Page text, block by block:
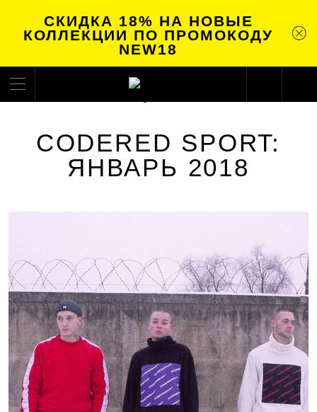
СКИДКА 18% НА НОВЫЕ
КОЛЛЕКЦИИ ПО ПРОМОКОДУ
NEW18
CODERED SPORT:
ЯНВАРЬ 2018